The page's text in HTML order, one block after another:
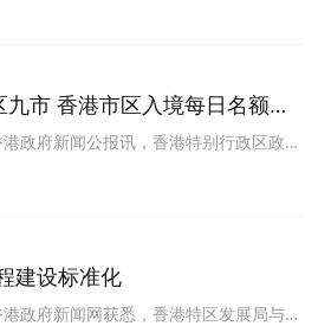
强香港与阿曼之间的经贸联系，并向当
港澳大湾区――门户的重要角色，同时
港与阿曼，以及其他海湾阿拉伯国家经
九市 香港市区入境每日名额增
政府新闻公报讯，香港特别行政区政府
度，粤、港政府同意逐步扩展“粤车南
游”服务。粤港双方将于今年6月15日
岸停车场的“易泊飞”服务，及后于7月
建设标准化
政府新闻网获悉，香港特区发展局与广